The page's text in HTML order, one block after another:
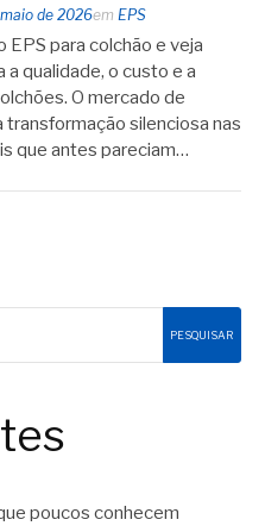
de 2026em EPS
EPS para colchão e veja
qualidade, o custo e a
O mercado de
silenciosa nas
que antes pareciam…
PESQUISAR
poucos conhecem